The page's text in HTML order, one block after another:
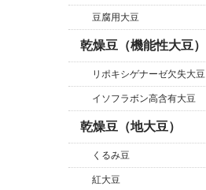
豆腐用大豆
乾燥豆（機能性大豆）
リポキシゲナーゼ欠失大豆
イソフラボン高含有大豆
乾燥豆（地大豆）
くるみ豆
紅大豆